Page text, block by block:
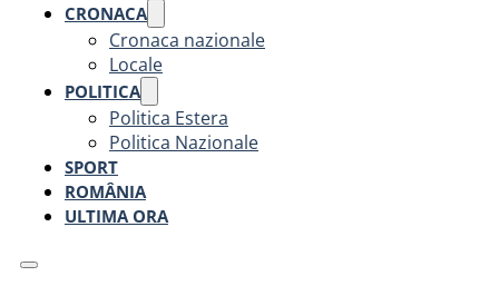
CRONACA
Cronaca nazionale
Locale
POLITICA
Politica Estera
Politica Nazionale
SPORT
ROMÂNIA
ULTIMA ORA